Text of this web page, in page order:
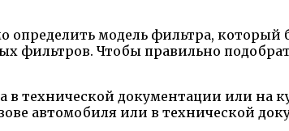
модель фильтра, который
фильтров. Чтобы правильно
технической документации или на
автомобиля или в технической